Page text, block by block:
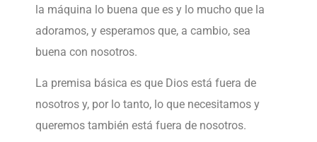
la máquina lo buena que es y lo mucho que la
adoramos, y esperamos que, a cambio, sea
buena con nosotros.
La premisa básica es que Dios está fuera de
nosotros y, por lo tanto, lo que necesitamos y
queremos también está fuera de nosotros.